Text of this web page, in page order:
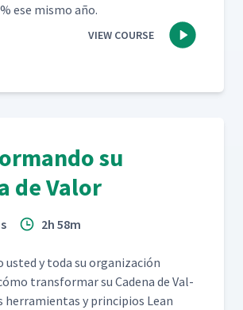
ese mis­mo año.
VIEW COURSE
su
de Valor
2h 58m
ust­ed y toda su orga­ni­zación
trans­for­mar su Cade­na de Val­
her­ramien­tas y prin­ci­p­ios Lean